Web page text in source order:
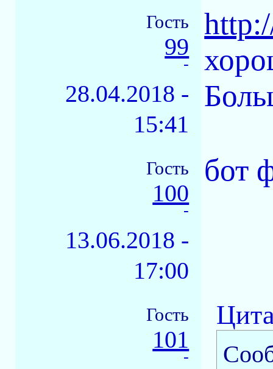
Гость
99
-
28.04.2018 -
15:41
Гость
100
-
13.06.2018 -
17:00
бот
Гость
101
-